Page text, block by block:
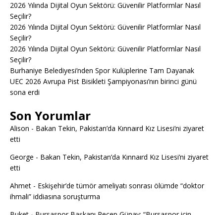
2026 Yılında Dijital Oyun Sektörü: Güvenilir Platformlar Nasıl
Seçilir?
2026 Yılında Dijital Oyun Sektörü: Güvenilir Platformlar Nasıl
Seçilir?
2026 Yılında Dijital Oyun Sektörü: Güvenilir Platformlar Nasıl
Seçilir?
Burhaniye Belediyesi’nden Spor Kulüplerine Tam Dayanak
UEC 2026 Avrupa Pist Bisikleti Şampiyonası’nın birinci günü
sona erdi
Son Yorumlar
Alison - Bakan Tekin, Pakistan’da Kınnaırd Kız Lisesi’ni ziyaret
etti
George - Bakan Tekin, Pakistan’da Kınnaırd Kız Lisesi’ni ziyaret
etti
Ahmet - Eskişehir’de tümör ameliyatı sonrası ölümde “doktor
ihmali” iddiasına soruşturma